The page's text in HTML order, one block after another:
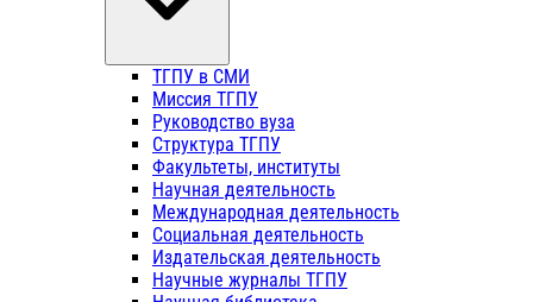
ТГПУ в СМИ
Миссия ТГПУ
Руководство вуза
Структура ТГПУ
Факультеты, институты
Научная деятельность
Международная деятельность
Социальная деятельность
Издательская деятельность
Научные журналы ТГПУ